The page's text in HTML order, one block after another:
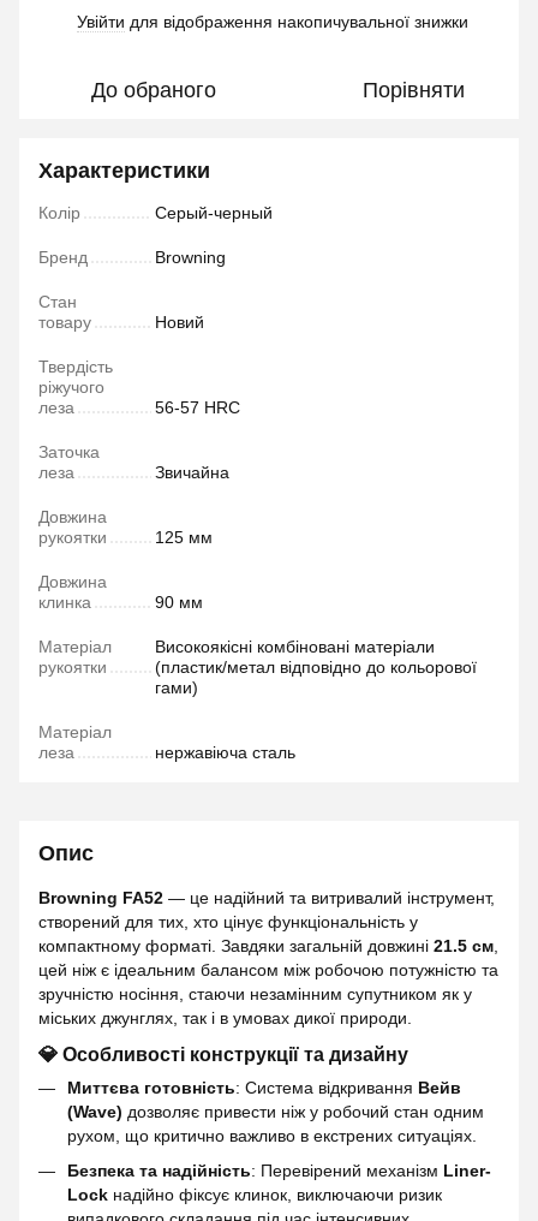
Увійти для відображення накопичувальної знижки
До обраного Порівняти
Характеристики
Колір Серый-черный
Бренд Browning
Стан
товару
Новий
Твердість
ріжучого
леза
56-57 HRC
Заточка
леза
Звичайна
Довжина
рукоятки
125 мм
Довжина
клинка
90 мм
Матеріал
рукоятки
Високоякісні комбіновані матеріали
(пластик/метал відповідно до кольорової
гами)
Матеріал
леза
нержавіюча сталь
Опис
Browning FA52 — це надійний та витривалий інструмент,
створений для тих, хто цінує функціональність у
компактному форматі. Завдяки загальній довжині 21.5 см
цей ніж є ідеальним балансом між робочою потужністю та
зручністю носіння, стаючи незамінним супутником як у
міських джунглях, так і в умовах дикої природи.
💎 Особливості конструкції та дизайну
Миттєва готовність: Система відкривання Вейв
(Wave) дозволяє привести ніж у робочий стан одним
рухом, що критично важливо в екстрених ситуаціях.
Безпека та надійність: Перевірений механізм Liner-
Lock надійно фіксує клинок, виключаючи ризик